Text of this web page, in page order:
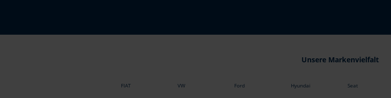
Unsere Markenvielfalt
FIAT VW Ford Hyundai Seat